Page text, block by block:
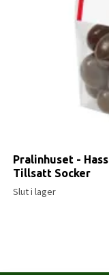
Pralinhuset -
Tillsatt Socker
Slut i lager